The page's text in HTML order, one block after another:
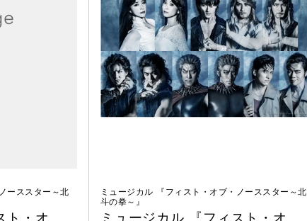
ーススター～北 ミュージカル 『フィスト・オブ・ノーススター～北
斗の拳～』